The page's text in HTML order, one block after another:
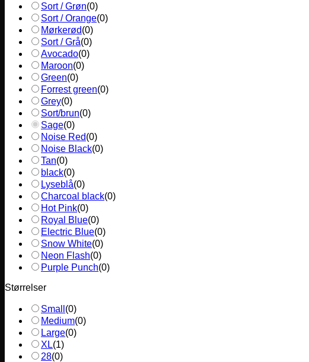
Sort / Grøn(0)
Sort / Orange(0)
Mørkerød(0)
Sort / Grå(0)
Avocado(0)
Maroon(0)
Green(0)
Forrest green(0)
Grey(0)
Sort/brun(0)
Sage(0)
Noise Red(0)
Noise Black(0)
Tan(0)
black(0)
Lyseblå(0)
Charcoal black(0)
Hot Pink(0)
Royal Blue(0)
Electric Blue(0)
Snow White(0)
Neon Flash(0)
Purple Punch(0)
Størrelser
Small (0)
Medium(0)
Large(0)
XL(1)
28(0)